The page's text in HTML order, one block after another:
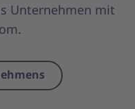
Unternehmen mit